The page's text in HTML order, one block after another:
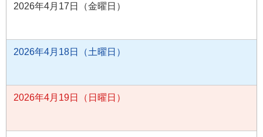
2026年4月17日（金曜日）
2026年4月18日（土曜日）
2026年4月19日（日曜日）